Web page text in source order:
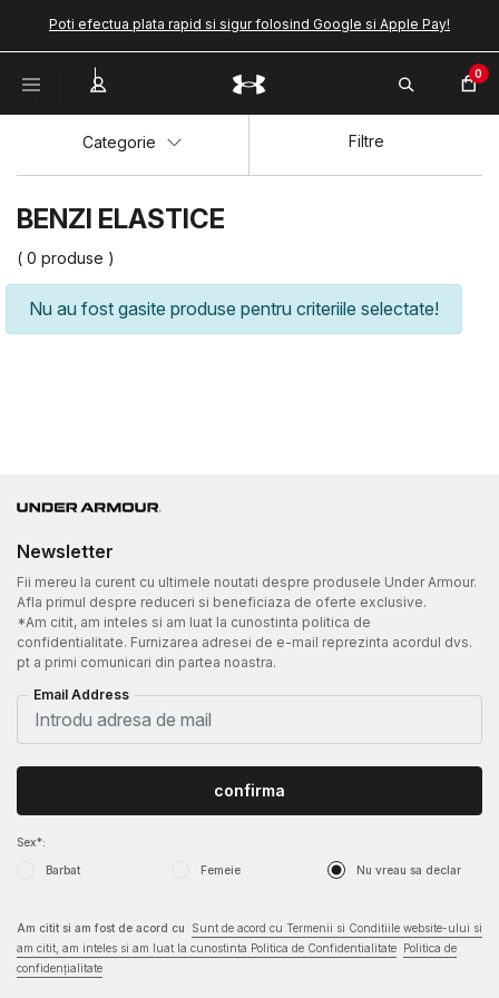
Poti efectua plata rapid si sigur folosind Google si Apple Pay!
0
BENZI ELASTICE
( 0 produse )
Categorie Filtre
Nu au fost gasite produse pentru criteriile selectate!
Newsletter
Fii mereu la curent cu ultimele noutati despre produsele Under Armour.
Afla primul despre reduceri si beneficiaza de oferte exclusive.
*Am citit, am inteles si am luat la cunostinta politica de
confidentialitate. Furnizarea adresei de e-mail reprezinta acordul dvs.
pt a primi comunicari din partea noastra.
Email Address
Sex*:
Barbat Femeie Nu vreau sa declar
confirma
Am citit si am fost de acord cu
Sunt de acord cu Termenii si Conditiile website-ului si
am citit, am inteles si am luat la cunostinta Politica de Confidentialitate Politica de
confidențialitate